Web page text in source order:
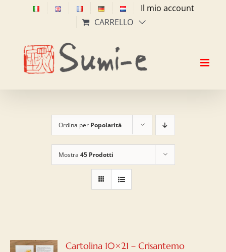
Il mio account
CARRELLO
Ordina per Popolarità
Mostra 45 Prodotti
Cartolina 10×21 – Crisantemo